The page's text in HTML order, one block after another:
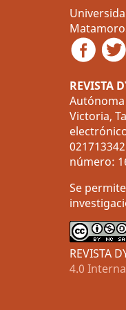
REVISTA
Victoria,
número:
Se
REVISTA
4.0